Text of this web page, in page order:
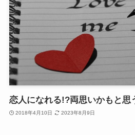
恋人になれる!?両思いかもと思
2018年4月10日 2023年8月9日